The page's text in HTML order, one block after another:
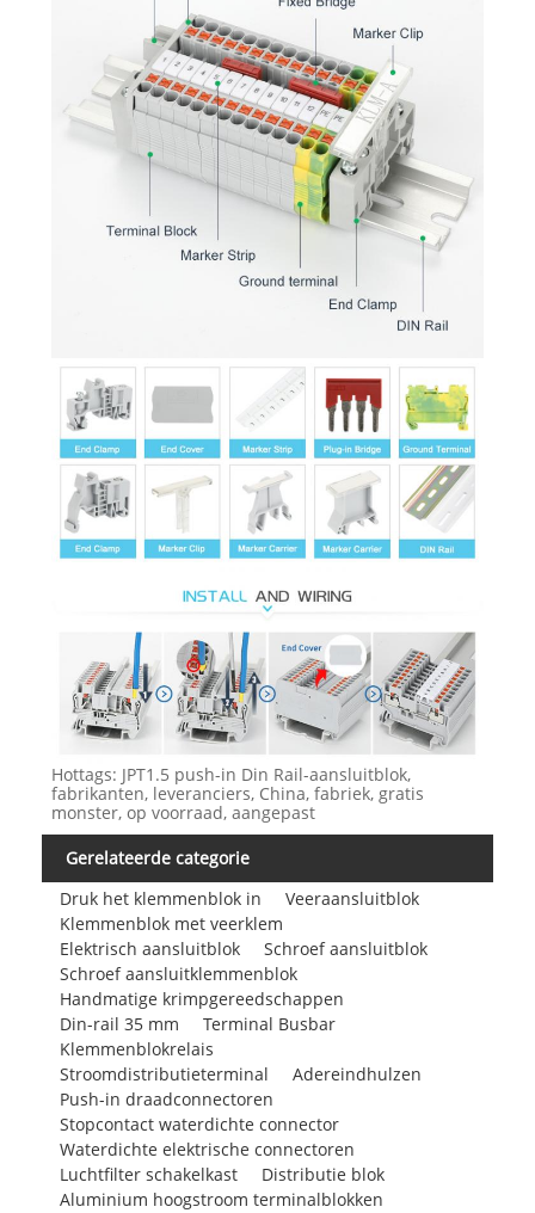
Hottags: JPT1.5 push-in Din Rail-aansluitblok,
fabrikanten, leveranciers, China, fabriek, gratis
monster, op voorraad, aangepast
Gerelateerde categorie
Druk het klemmenblok in
Veeraansluitblok
Klemmenblok met veerklem
Elektrisch aansluitblok
Schroef aansluitblok
Schroef aansluitklemmenblok
Handmatige krimpgereedschappen
Din-rail 35 mm
Terminal Busbar
Klemmenblokrelais
Stroomdistributieterminal
Adereindhulzen
Push-in draadconnectoren
Stopcontact waterdichte connector
Waterdichte elektrische connectoren
Luchtfilter schakelkast
Distributie blok
Aluminium hoogstroom terminalblokken